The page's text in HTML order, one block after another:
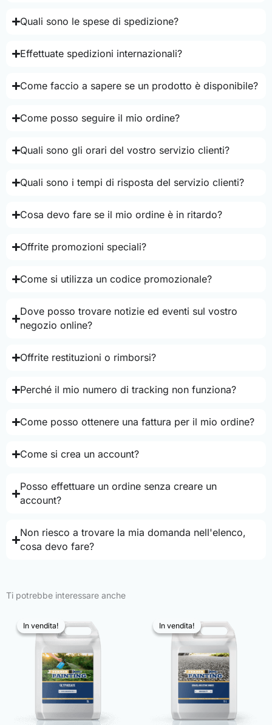
Quali sono le spese di spedizione?
Effettuate spedizioni internazionali?
Come faccio a sapere se un prodotto è disponibile?
Come posso seguire il mio ordine?
Quali sono gli orari del vostro servizio clienti?
Quali sono i tempi di risposta del servizio clienti?
Cosa devo fare se il mio ordine è in ritardo?
Offrite promozioni speciali?
Come si utilizza un codice promozionale?
Dove posso trovare notizie ed eventi sul vostro
negozio online?
Offrite restituzioni o rimborsi?
Perché il mio numero di tracking non funziona?
Come posso ottenere una fattura per il mio ordine?
Come si crea un account?
Posso effettuare un ordine senza creare un
account?
Non riesco a trovare la mia domanda nell'elenco,
cosa devo fare?
Ti potrebbe interessare anche
In vendita!
In vendita! In vendita!
In vendita!